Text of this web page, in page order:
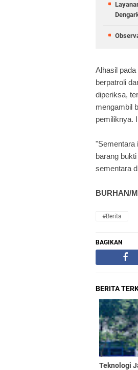
Alhasil
berpatroli
diperiksa,
mengambil
pemiliknya.
"Sementara
barang
sementara
BURHAN/
#Berita
BAGIKAN
BERITA
Teknologi